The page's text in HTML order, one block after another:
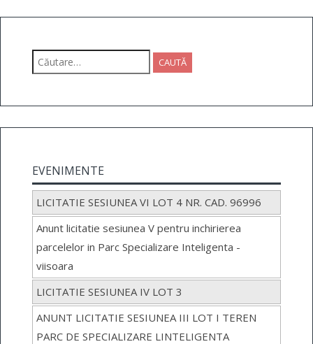
Caută
după:
EVENIMENTE
LICITATIE SESIUNEA VI LOT 4 NR. CAD. 96996
Anunt licitatie sesiunea V pentru inchirierea
parcelelor in Parc Specializare Inteligenta -
viisoara
LICITATIE SESIUNEA IV LOT 3
ANUNT LICITATIE SESIUNEA III LOT I TEREN
PARC DE SPECIALIZARE LINTELIGENTA